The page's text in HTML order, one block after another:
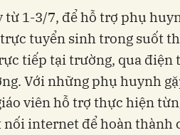
từ 1-3/7, để hỗ trợ phụ
tuyển sinh trong suốt
tiếp tại trường, qua điện
Với những phụ huynh
viên hỗ trợ thực hiện
internet để hoàn thành